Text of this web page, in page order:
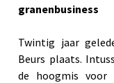
granenbusiness
Twintig jaar
Beurs plaats.
de hoogmis voor